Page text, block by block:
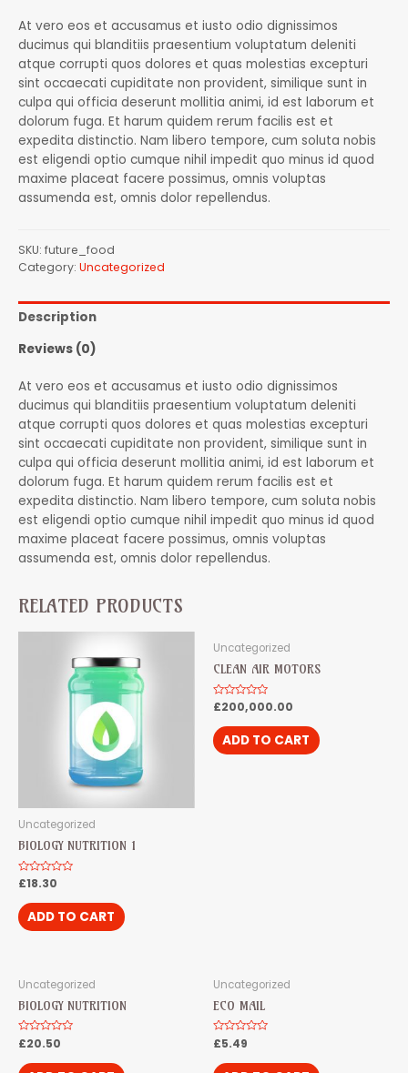
At vero eos et accusamus et iusto odio dignissimos
ducimus qui blanditiis praesentium voluptatum deleniti
atque corrupti quos dolores et quas molestias excepturi
sint occaecati cupiditate non provident, similique sunt in
culpa qui officia deserunt mollitia animi, id est laborum et
dolorum fuga. Et harum quidem rerum facilis est et
expedita distinctio. Nam libero tempore, cum soluta nobis
est eligendi optio cumque nihil impedit quo minus id quod
maxime placeat facere possimus, omnis voluptas
assumenda est, omnis dolor repellendus.
SKU: future_food
Category: Uncategorized
Description
Reviews (0)
At vero eos et accusamus et iusto odio dignissimos
ducimus qui blanditiis praesentium voluptatum deleniti
atque corrupti quos dolores et quas molestias excepturi
sint occaecati cupiditate non provident, similique sunt in
culpa qui officia deserunt mollitia animi, id est laborum et
dolorum fuga. Et harum quidem rerum facilis est et
expedita distinctio. Nam libero tempore, cum soluta nobis
est eligendi optio cumque nihil impedit quo minus id quod
maxime placeat facere possimus, omnis voluptas
assumenda est, omnis dolor repellendus.
RELATED PRODUCTS
Uncategorized
BIOLOGY NUTRITION 1
Rated
out
of
5
£18.30
ADD TO CART
Uncategorized
CLEAN AIR MOTORS
Rated
out
of
5
£200,000.00
ADD TO CART
Uncategorized
BIOLOGY NUTRITION
Rated
0
out
£20.50
Uncategorized
ECO MAIL
Rated
0
out
£5.49